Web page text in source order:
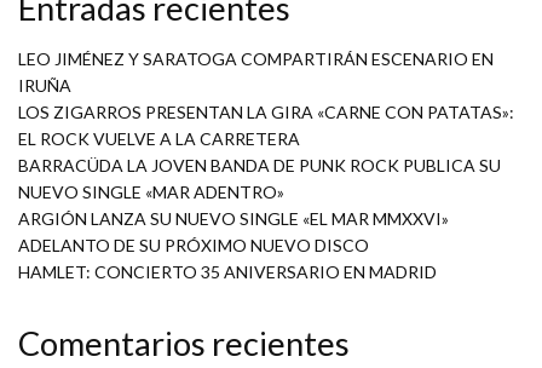
LEO JIMÉNEZ Y SARATOGA COMPARTIRÁN ESCENARIO EN
IRUÑA
LOS ZIGARROS PRESENTAN LA GIRA «CARNE CON PATATAS»:
EL ROCK VUELVE A LA CARRETERA
BARRACÜDA LA JOVEN BANDA DE PUNK ROCK PUBLICA SU
NUEVO SINGLE «MAR ADENTRO»
ARGIÓN LANZA SU NUEVO SINGLE «EL MAR MMXXVI»
ADELANTO DE SU PRÓXIMO NUEVO DISCO
HAMLET: CONCIERTO 35 ANIVERSARIO EN MADRID
Comentarios recientes